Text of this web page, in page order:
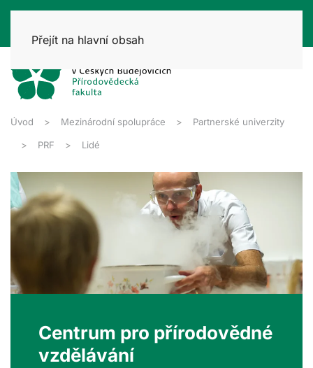
Přejít na hlavní obsah
Úvod Mezinárodní spolupráce Partnerské univerzity
PRF Lidé
Centrum pro přírodovědné
vzdělávání